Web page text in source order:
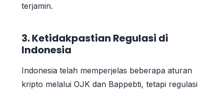
terjamin.
3. Ketidakpastian Regulasi di
Indonesia
Indonesia telah memperjelas beberapa aturan
kripto melalui OJK dan Bappebti, tetapi regulasi